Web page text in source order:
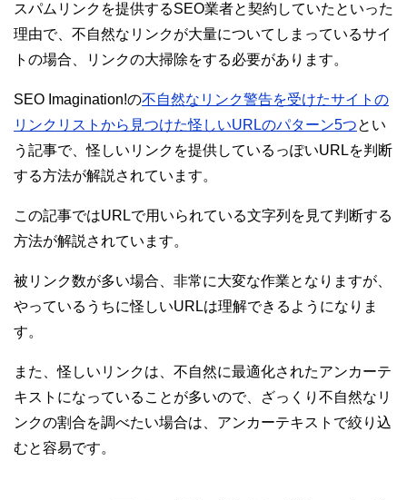
スパムリンクを提供するSEO業者と契約していたといった
理由で、不自然なリンクが大量についてしまっているサイ
トの場合、リンクの大掃除をする必要があります。
SEO Imagination!の不自然なリンク警告を受けたサイトの
リンクリストから見つけた怪しいURLのパターン5つとい
う記事で、怪しいリンクを提供しているっぽいURLを判断
する方法が解説されています。
この記事ではURLで用いられている文字列を見て判断する
方法が解説されています。
被リンク数が多い場合、非常に大変な作業となりますが、
やっているうちに怪しいURLは理解できるようになりま
す。
また、怪しいリンクは、不自然に最適化されたアンカーテ
キストになっていることが多いので、ざっくり不自然なリ
ンクの割合を調べたい場合は、アンカーテキストで絞り込
むと容易です。